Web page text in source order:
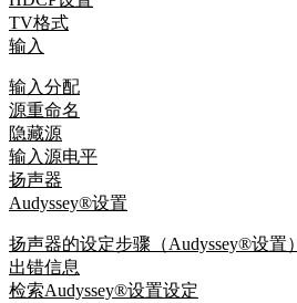
TV格式
输入
输入分配
源重命名
隐藏源
输入源电平
扬声器
Audyssey®设置
扬声器的设定步骤（Audyssey®设置）
出错信息
检索Audyssey®设置设定